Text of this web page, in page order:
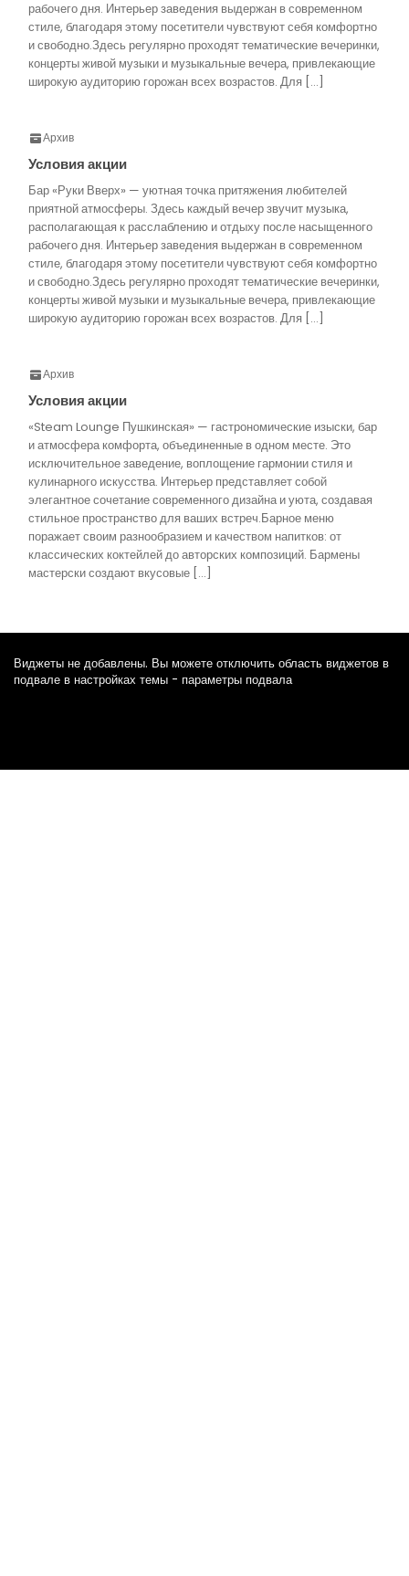
рабочего дня. Интерьер заведения выдержан в современном
стиле, благодаря этому посетители чувствуют себя комфортно
и свободно.Здесь регулярно проходят тематические вечеринки,
концерты живой музыки и музыкальные вечера, привлекающие
широкую аудиторию горожан всех возрастов. Для […]
Архив
Условия акции
Бар «Руки Вверх» — уютная точка притяжения любителей
приятной атмосферы. Здесь каждый вечер звучит музыка,
располагающая к расслаблению и отдыху после насыщенного
рабочего дня. Интерьер заведения выдержан в современном
стиле, благодаря этому посетители чувствуют себя комфортно
и свободно.Здесь регулярно проходят тематические вечеринки,
концерты живой музыки и музыкальные вечера, привлекающие
широкую аудиторию горожан всех возрастов. Для […]
Архив
Условия акции
«Steam Lounge Пушкинская» — гастрономические изыски, бар
и атмосфера комфорта, объединенные в одном месте. Это
исключительное заведение, воплощение гармонии стиля и
кулинарного искусства. Интерьер представляет собой
элегантное сочетание современного дизайна и уюта, создавая
стильное пространство для ваших встреч.Барное меню
поражает своим разнообразием и качеством напитков: от
классических коктейлей до авторских композиций. Бармены
мастерски создают вкусовые […]
Виджеты не добавлены. Вы можете отключить область виджетов в
подвале в настройках темы - параметры подвала